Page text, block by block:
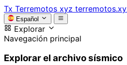
Tx Terremotos xyz
Español
Explorar
Navegación principal
Explorar el archivo sísmico